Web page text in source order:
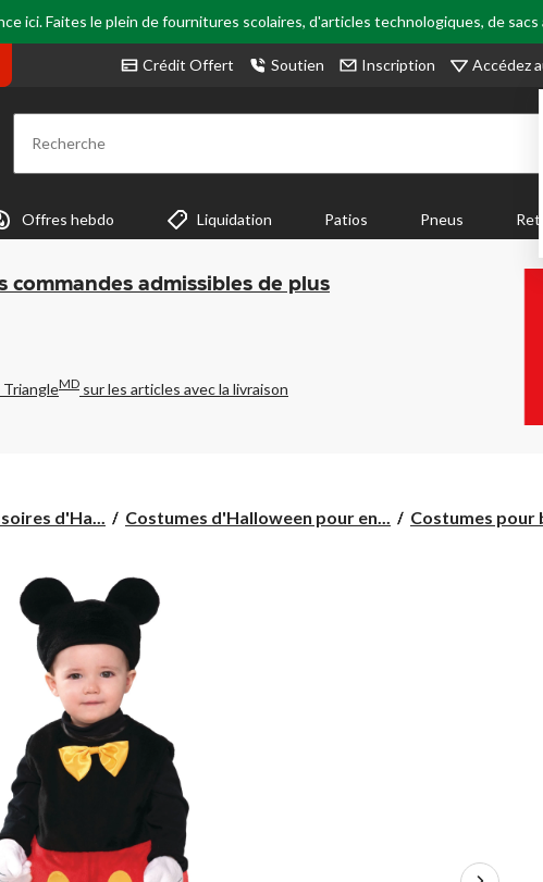
ici. Faites le plein de fournitures scolaires, d'articles technologiques, de
Crédit Offert Soutien Inscription Accédez
Recherche
Offres hebdo Liquidation Patios Pneus
admissibles de plus
MD sur les articles avec la livraison
d'Ha... Costumes d'Halloween pour en... Costumes pour